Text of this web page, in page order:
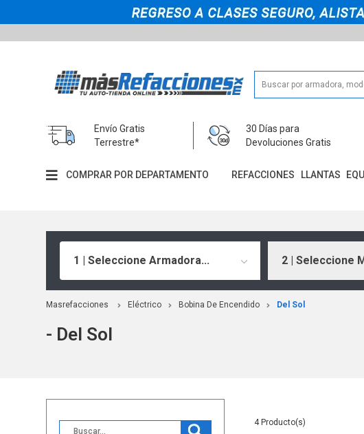
Envío Gratis
Terrestre*
30 Días para
Devoluciones Gratis
COMPRAR POR DEPARTAMENTO REFACCIONES LLANTAS
1 | Seleccione Armadora... 2 | Seleccione
Masrefacciones Eléctrico Bobina De Encendido Del Sol
- Del Sol
4